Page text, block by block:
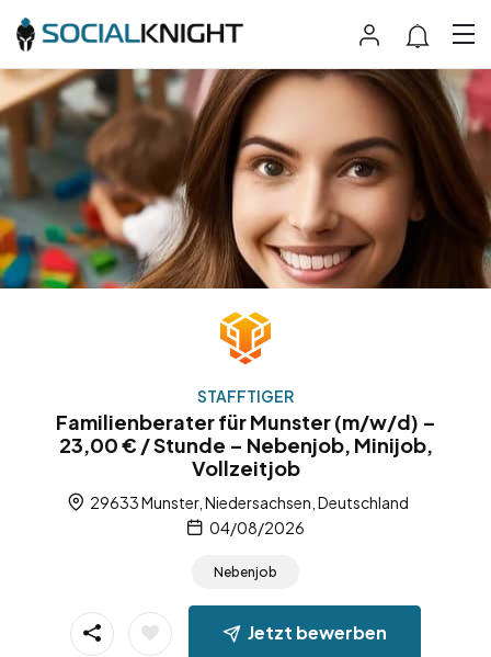
STAFFTIGER
Familienberater für Munster (m/w/d) –
23,00 € / Stunde – Nebenjob, Minijob,
Vollzeitjob
29633 Munster, Niedersachsen, Deutschland
04/08/2026
Nebenjob
Jetzt bewerben